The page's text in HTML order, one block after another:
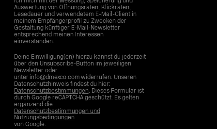
Auswertung von Öffnungsraten, Klickraten,
Lesedauer und verwendetem E-Mail-Client in
meinem Empfängerprofil zu Zwecken der
Gestaltung künftiger E-Mail-Newsletter
entsprechend meinen Interessen
einverstanden.
Deine Einwilligung(en) hierzu kannst du jederzeit
über den Unsubscribe-Button im jeweiligen
Newsletter oder
unter info@dmexco.com widerrufen. Unseren
Datenschutzhinweis findest du hier:
Datenschutzbestimmungen. Dieses Formular ist
durch Google reCAPTCHA geschützt. Es gelten
ergänzend die
Datenschutzbestimmungen und
Nutzungsbedingungen
von Google.